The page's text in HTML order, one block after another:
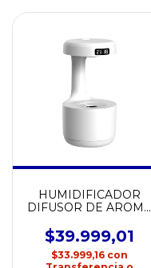
HUMIDIFICADOR
DIFUSOR DE AROMA
LZ599
$39.999,01
$33.999,16 con